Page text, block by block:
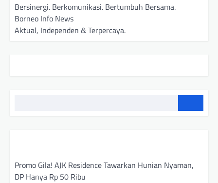
Bersinergi. Berkomunikasi. Bertumbuh Bersama.
Borneo Info News
Aktual, Independen & Terpercaya.
Promo Gila! AJK Residence Tawarkan Hunian Nyaman,
DP Hanya Rp 50 Ribu